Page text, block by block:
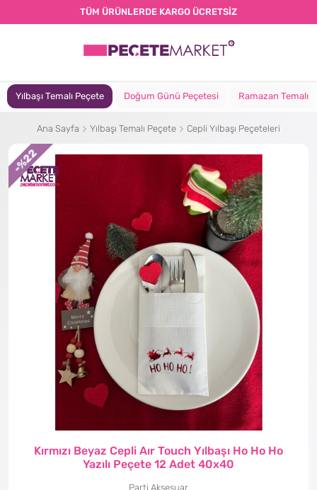
TÜM ÜRÜNLERDE KARGO ÜCRETSİZ
Yılbaşı Temalı Peçete Doğum Günü Peçetesi Ramazan Temalı
Ana Sayfa Yılbaşı Temalı Peçete Cepli Yılbaşı Peçeteleri
Kırmızı Beyaz Cepli Aır Touch Yılbaşı Ho Ho Ho
Yazılı Peçete 12 Adet 40x40
Parti Aksesuar
-
%22